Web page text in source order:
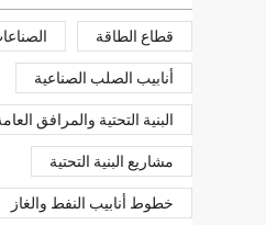
قطاع الطاقة
أنابيب الصلب الصناعية
البنية التحتية والمرافق
مشاريع البنية التحتية
خطوط أنابيب النفط والغاز